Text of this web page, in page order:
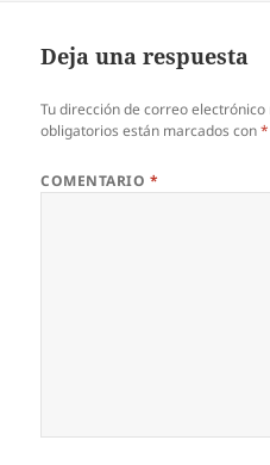
Deja una respuesta
Tu dirección de correo
obligatorios están marcados con*
COMENTARIO *